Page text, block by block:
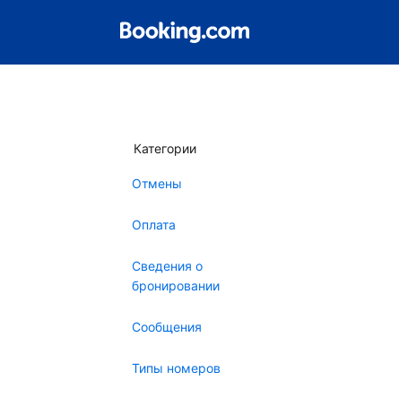
Категории
Отмены
Оплата
Сведения о
бронировании
Сообщения
Типы номеров